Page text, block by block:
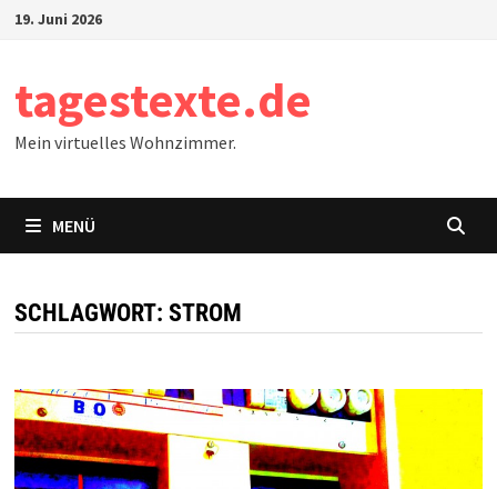
Zum19. Juni 2026
tagestexte.de
Mein virtuelles Wohnzimmer.
MENÜ
SCHLAGWORT: STROM